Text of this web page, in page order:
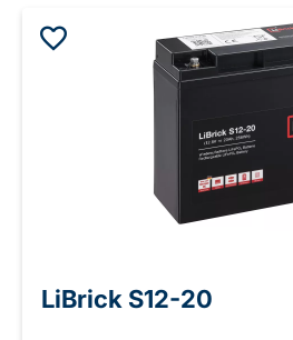
LiBrick S12-20